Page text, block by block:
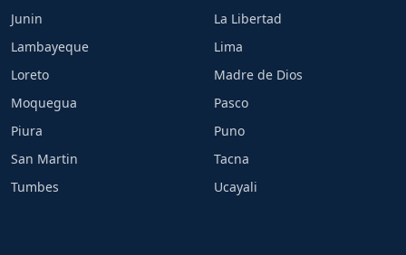
Junin
La Libertad
Lambayeque
Lima
Loreto
Madre de Dios
Moquegua
Pasco
Piura
Puno
San Martin
Tacna
Tumbes
Ucayali